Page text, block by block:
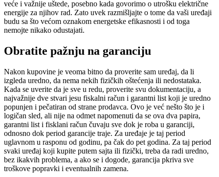
veće i važnije uštede, posebno kada govorimo o utrošku električne
energije za njihov rad. Zato uvek razmišljajte o tome da vaši uređaji
budu sa što većom oznakom energetske efikasnosti i od toga
nemojte nikako odustajati.
Obratite pažnju na garanciju
Nakon kupovine je veoma bitno da proverite sam uređaj, da li
izgleda uredno, da nema nekih fizičkih oštećenja ili nedostataka.
Kada se uverite da je sve u redu, proverite svu dokumentaciju, a
najvažnije dve stvari jesu fiskalni račun i garantni list koji je uredno
popunjen i pečatiran od strane prodavca. Ovo je već nešto što je i
logičan sled, ali nije na odmet napomenuti da se ova dva papira,
garantni list i fisklani račun čuvaju sve dok je roba u garanciji,
odnosno dok period garancije traje. Za uređaje je taj period
uglavnom u rasponu od godinu, pa čak do pet godina. Za taj period
svaki uređaj koji kupite putem sajta ili fizički, treba da radi uredno,
bez ikakvih problema, a ako se i dogode, garancija pkriva sve
troškove popravki i eventualnih zamena.